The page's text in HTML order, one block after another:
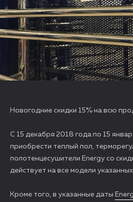
Новогодние скидки 15% на всю
С 15 декабря 2018 года по 15
приобрести теплый пол,
полотенцесушители Energy со
действует на все модели
Кроме того, в указанные даты